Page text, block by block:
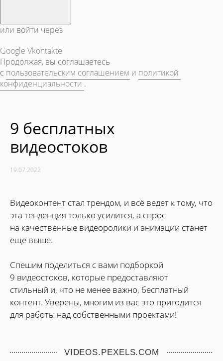
или войти через
Google Vkontakte
Продолжая, вы соглашаетесь
с пользовательским соглашением и политикой
конфиденциальности .
9 бесплатных
видеостоков
19.07.2022
Видеоконтент стал трендом, и всё ведет к тому, что
эта тенденция только усилится, а спрос
на качественные видеоролики и анимации станет
еще выше.
Спешим поделиться с вами подборкой
9 видеостоков, которые предоставляют
стильный и, что не менее важно, бесплатный
контент. Уверены, многим из вас это пригодится
для работы над собственными проектами!
VIDEOS.PEXELS.COM